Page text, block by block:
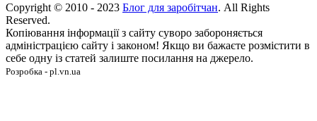
Copyright © 2010 - 2023 Блог для заробітчан. All Rights
Reserved.
Копіювання інформації з сайту суворо забороняється
адміністрацією сайту і законом! Якщо ви бажаєте розмістити в
себе одну із статей залиште посилання на джерело.
Розробка - pl.vn.ua